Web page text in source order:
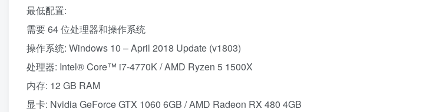
最低配置:
需要 64 位处理器和操作系统
操作系统: Windows 10 – April 2018 Update (v1803)
处理器: Intel® Core™ i7-4770K / AMD Ryzen 5 1500X
内存: 12 GB RAM
显卡: Nvidia GeForce GTX 1060 6GB / AMD Radeon RX 480 4GB